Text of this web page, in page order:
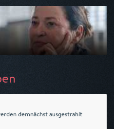
demnächst ausgestrahlt